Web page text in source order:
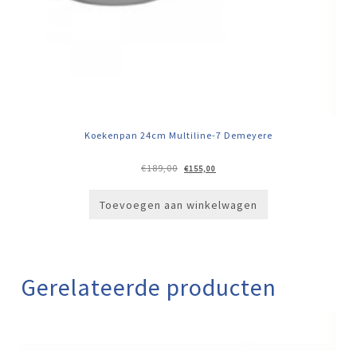
Koekenpan 24cm Multiline-7 Demeyere
€189,00
Oorspronkelijke
prijs
€155,00
prijs
Toevoegen aan winkelwagen
Gerelateerde producten